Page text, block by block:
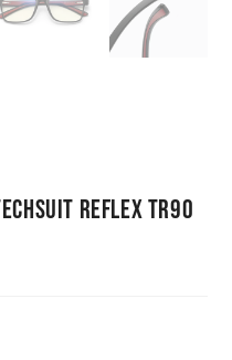
Reflex TR90